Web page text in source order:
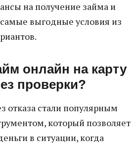
на получение займа и
выгодные условия из
онлайн на карту
проверки?
отказа стали популярным
который позволяет
в ситуации, когда